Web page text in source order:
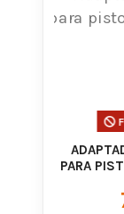
PARA